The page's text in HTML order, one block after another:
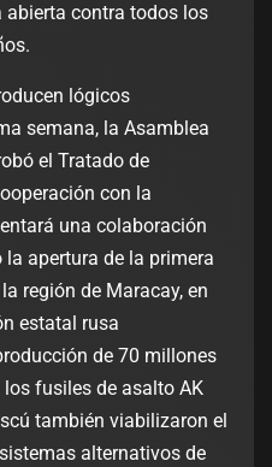
abierta contra todos los
lógicos
semana, la Asamblea
el Tratado de
con la
una colaboración
apertura de la primera
región de Maracay, en
estatal rusa
de 70 millones
fusiles de asalto AK
también viabilizaron el
alternativos de